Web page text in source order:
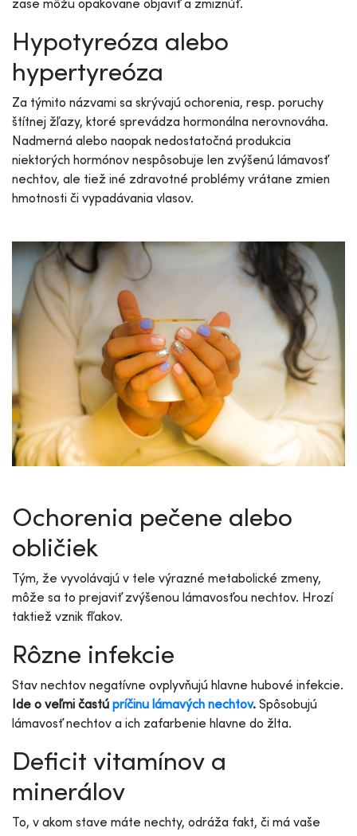
Hypotyreóza alebo
hypertyreóza
Za týmito názvami sa skrývajú ochorenia, resp. poruchy
štítnej žľazy, ktoré sprevádza hormonálna nerovnováha.
Nadmerná alebo naopak nedostatočná produkcia
niektorých hormónov nespôsobuje len zvýšenú lámavosť
nechtov, ale tiež iné zdravotné problémy vrátane zmien
hmotnosti či vypadávania vlasov.
Ochorenia pečene alebo
obličiek
Tým, že vyvolávajú v tele výrazné metabolické zmeny,
môže sa to prejaviť zvýšenou lámavosťou nechtov. Hrozí
taktiež vznik fľakov.
Rôzne infekcie
Stav nechtov negatívne ovplyvňujú hlavne hubové infekcie.
Ide o veľmi častú príčinu lámavých nechtov. Spôsobujú
lámavosť nechtov a ich zafarbenie hlavne do žlta.
Deficit vitamínov a
minerálov
To, v akom stave máte nechty, odráža fakt, či má vaše